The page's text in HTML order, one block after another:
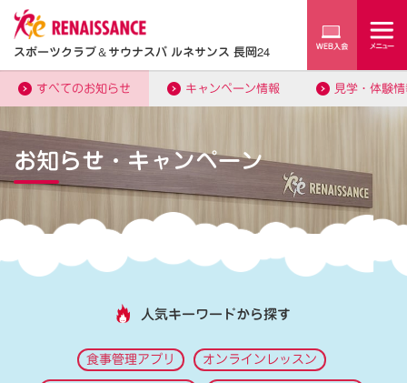
スポーツクラブ＆サウナスパ ルネサンス 長岡24
すべてのお知らせ キャンペーン情報 見学・体験
お知らせ・キャンペーン
人気キーワードから探す
食事管理アプリ オンラインレッスン